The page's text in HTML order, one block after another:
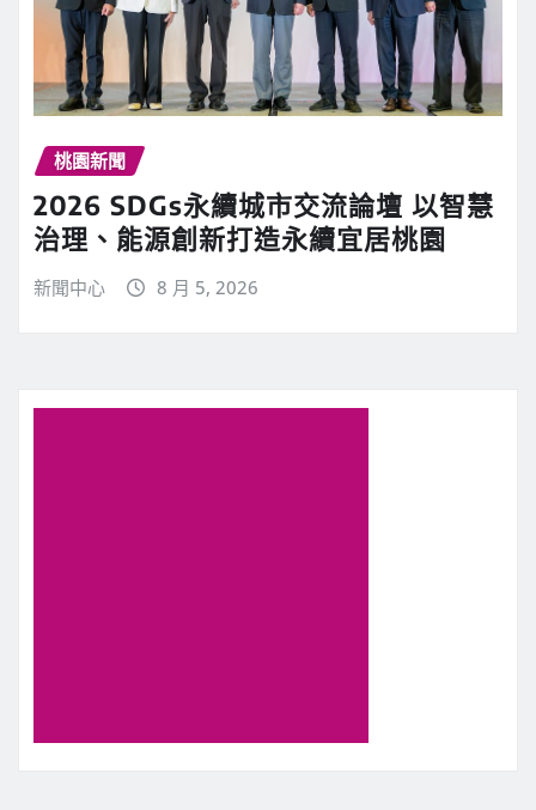
桃園新聞
2026 SDGs永續城市交流論壇 以智慧
治理、能源創新打造永續宜居桃園
新聞中心 8 月 5, 2026